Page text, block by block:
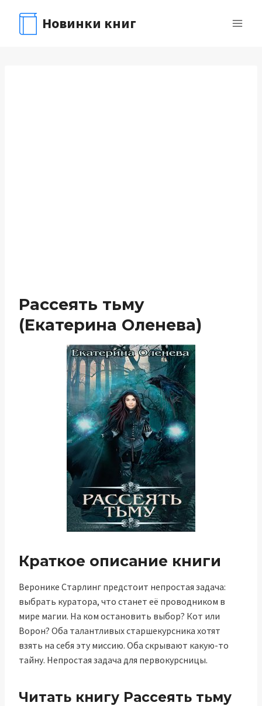
содержимому
Новинки книг
Рассеять тьму
(Екатерина Оленева)
Краткое описание книги
Веронике Старлинг предстоит непростая задача:
выбрать куратора, что станет её проводником в
мире магии. На ком остановить выбор? Кот или
Ворон? Оба талантливых старшекурсника хотят
взять на себя эту миссию. Оба скрывают какую-то
тайну. Непростая задача для первокурсницы.
Читать книгу Рассеять тьму